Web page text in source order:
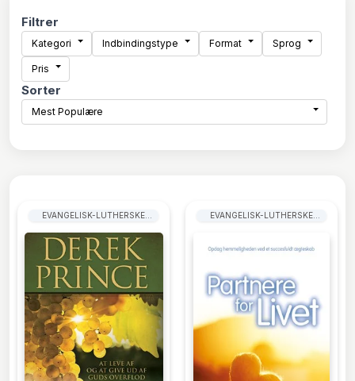
Filtrer
Kategori Indbindingstype Format Sprog
Pris
Sorter
Mest Populære
EVANGELISK-LUTHERSKE
EVANGELISK-LUTHERSKE